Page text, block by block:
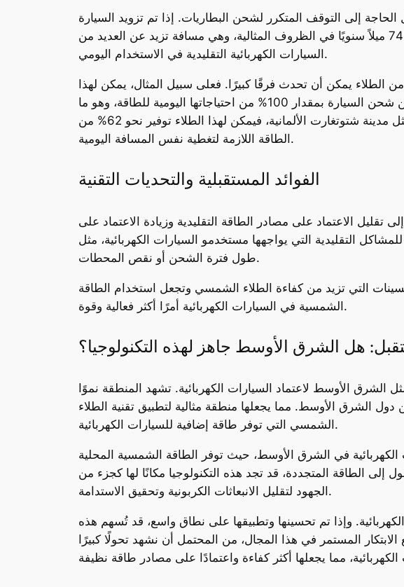
إلى التوقف المتكرر لشحن البطاريات. إذا تم تزويد السيارة
بطبقة من الطلاء الشمسي، يمكن لهذا الطلاء أن يولد طاقة تكفي لتغطية مسافة تصل إلى 7456 ميلاً سنويًا في الظروف المثالية، وهي مسافة تزيد عن العديد من
السيارات الكهربائية التقليدية في الاستخدام اليومي.
الطلاء يمكن أن تحدث فرقًا كبيرًا. فعلى سبيل المثال، يمكن لهذا
الطلاء أن يوفر طاقة تكفي لتغطية المسافة اليومية المعتادة في المدن المشمسة، حيث يمكن شحن السيارة بمقدار 100% من احتياجاتها اليومية للطاقة، وهو ما
يعادل قيادة حوالي 32 ميلاً يوميًا. أما في المدن التي لا تشهد شمسًا ساطعة طوال الوقت، مثل مدينة شتوتغارت الألمانية، فيمكن لهذا الطلاء توفير نحو 62% من
الطاقة اللازمة لتغطية نفس المسافة اليومية.
الفوائد المستقبلية والتحديات التقنية
الاعتماد على مصادر الطاقة التقليدية وزيادة الاعتماد على
التقليدية التي يواجهها مستخدمو السيارات الكهربائية، مثل
طول فترة الشحن أو نقص المحطات.
التي تزيد من كفاءة الطلاء الشمسي وتجعل استخدام الطاقة
الشمسية في السيارات الكهربائية أمرًا أكثر فعالية وقوة.
هل الشرق الأوسط جاهز لهذه التكنولوجيا؟
الأوسط لاعتماد السيارات الكهربائية. تشهد المنطقة نموًا
الشرق الأوسط. مما يجعلها منطقة مثالية لتطبيق تقنية الطلاء
الشمسي التي توفر طاقة إضافية للسيارات الكهربائية.
في الشرق الأوسط، حيث توفر الطاقة الشمسية المحلية
الطاقة المتجددة، قد تجد هذه التكنولوجيا مكانًا لها كجزء من
الجهود لتقليل الانبعاثات الكربونية وتحقيق الاستدامة.
وإذا تم تحسينها وتطبيقها على نطاق واسع، قد تُسهم هذه
المستمر في هذا المجال، من المحتمل أن نشهد تحولًا كبيرًا